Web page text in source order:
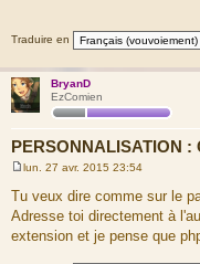
e
Traduire en
BryanD
EzComien
PERSONNALISATION
s
s
a
g
lun. 27 avr. 2015 23:54
Tu veux dire comme sur le
Adresse toi directement à
extension et je pense que